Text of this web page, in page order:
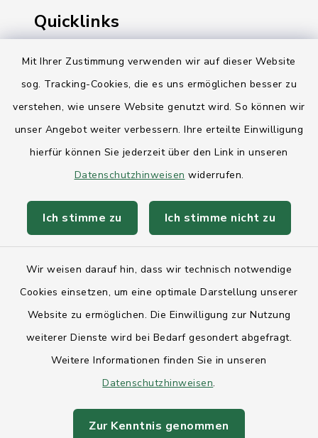
Mit Ihrer Zustimmung verwenden wir auf dieser Website
sog. Tracking-Cookies, die es uns ermöglichen besser zu
verstehen, wie unsere Website genutzt wird. So können wir
unser Angebot weiter verbessern. Ihre erteilte Einwilligung
hierfür können Sie jederzeit über den Link in unseren
Datenschutzhinweisen widerrufen.
Ich stimme zu Ich stimme nicht zu
Wir weisen darauf hin, dass wir technisch notwendige
Cookies einsetzen, um eine optimale Darstellung unserer
Website zu ermöglichen. Die Einwilligung zur Nutzung
weiterer Dienste wird bei Bedarf gesondert abgefragt.
Weitere Informationen finden Sie in unseren
Datenschutzhinweisen.
Zur Kenntnis genommen
Quicklinks
Ihre Behördennummer 115
Landesregierung Schleswig-Holstein
AktivRegion Mittelholstein
Anfahrt
Datenschutz